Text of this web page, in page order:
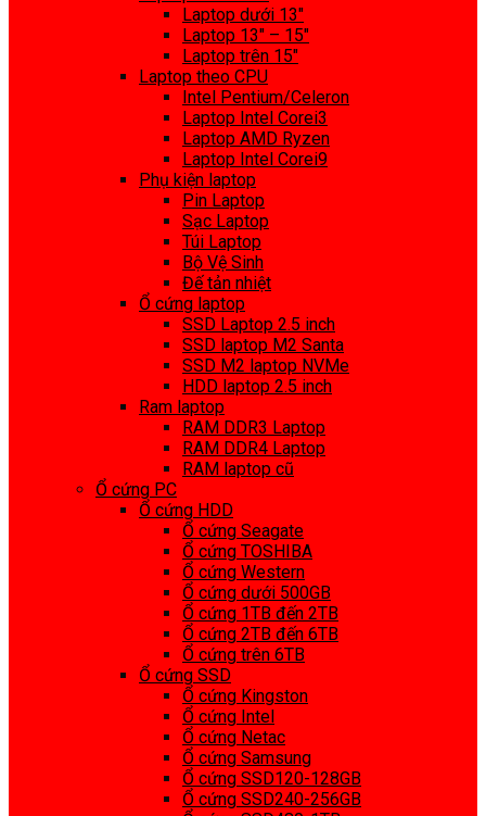
Laptop dưới 13″
Laptop 13″ – 15″
Laptop trên 15″
Laptop theo CPU
Intel Pentium/Celeron
Laptop Intel Corei3
Laptop AMD Ryzen
Laptop Intel Corei9
Phụ kiện laptop
Pin Laptop
Sạc Laptop
Túi Laptop
Bộ Vệ Sinh
Đế tản nhiệt
Ổ cứng laptop
SSD Laptop 2.5 inch
SSD laptop M2 Santa
SSD M2 laptop NVMe
HDD laptop 2.5 inch
Ram laptop
RAM DDR3 Laptop
RAM DDR4 Laptop
RAM laptop cũ
Ổ cứng PC
Ổ cứng HDD
Ổ cứng Seagate
Ổ cứng TOSHIBA
Ổ cứng Western
Ổ cứng dưới 500GB
Ổ cứng 1TB đến 2TB
Ổ cứng 2TB đến 6TB
Ổ cứng trên 6TB
Ổ cứng SSD
Ổ cứng Kingston
Ổ cứng Intel
Ổ cứng Netac
Ổ cứng Samsung
Ổ cứng SSD120-128GB
Ổ cứng SSD240-256GB